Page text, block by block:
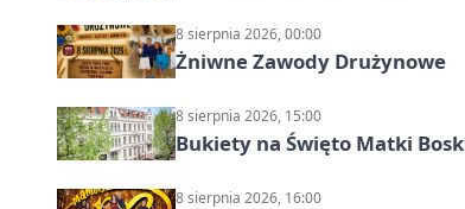
8 sierpnia 2026, 00:00
Żniwne Zawody Drużynowe
8 sierpnia 2026, 15:00
Bukiety na Święto Matki
8 sierpnia 2026, 16:00